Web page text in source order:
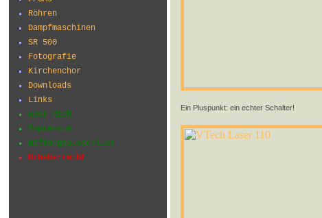
Röhren
Dampfmaschinen
SR 500
Fotografie
Kirchenchor
Downloads
Links
Über mich
Impressum
Haftungsausschluss
Urheberrecht
Ein Pluspunkt: ein echter Schalter!